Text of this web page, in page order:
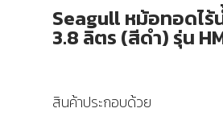
Seagull หม้อทอดไ
3.8 ลิตร (สีดำ) รุ่น
สินค้าประกอบด้วย